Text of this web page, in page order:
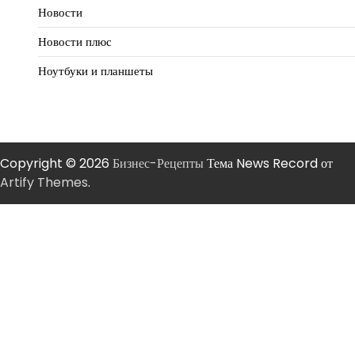
Новости
Новости плюс
Ноутбуки и планшеты
Copyright © 2026 Бизнес-РецептыТема News Record от
Artify Themes.